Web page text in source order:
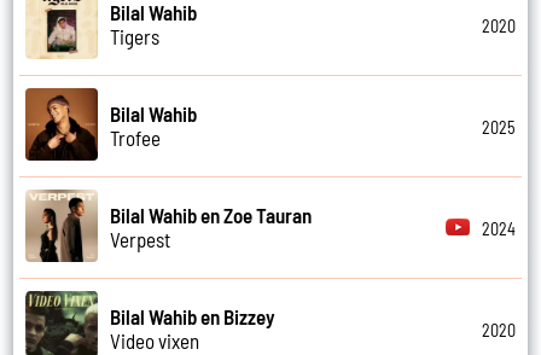
Bilal Wahib
Tigers
2020
Bilal Wahib
Trofee
2025
Bilal Wahib en Zoe Tauran
Verpest
2024
Bilal Wahib en Bizzey
Video vixen
2020